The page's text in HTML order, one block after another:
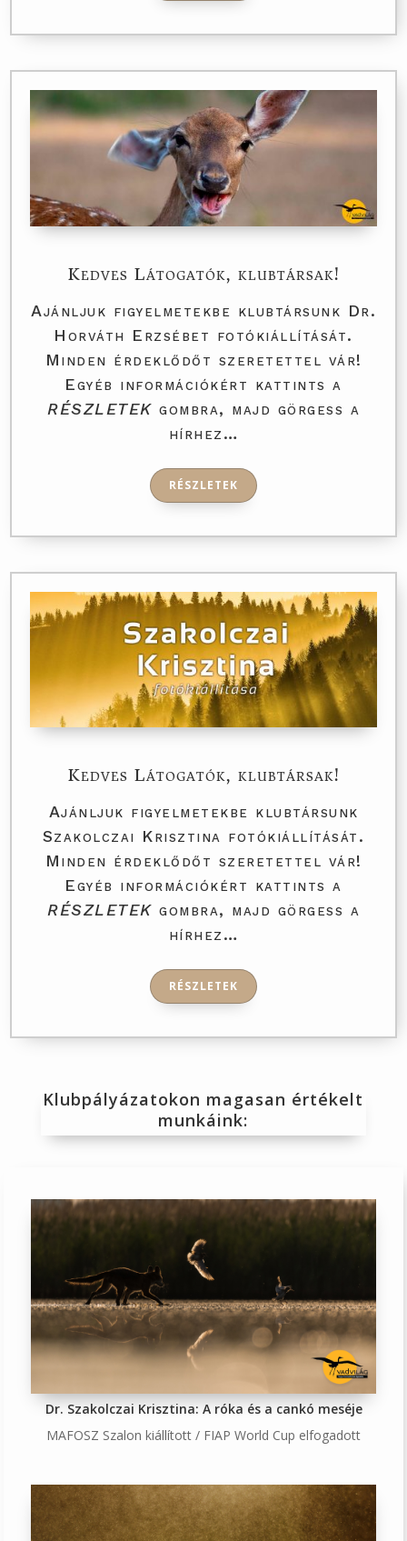
Kedves Látogatók, klubtársak!
Ajánljuk figyelmetekbe klubtársunk Dr.
Horváth Erzsébet fotókiállítását.
Minden érdeklődőt szeretettel vár!
Egyéb információkért kattints a
RÉSZLETEK gombra, majd görgess a
hírhez…
RÉSZLETEK
Kedves Látogatók, klubtársak!
Ajánljuk figyelmetekbe klubtársunk
Szakolczai Krisztina fotókiállítását.
Minden érdeklődőt szeretettel vár!
Egyéb információkért kattints a
RÉSZLETEK gombra, majd görgess a
hírhez…
RÉSZLETEK
Klubpályázatokon magasan értékelt
munkáink:
Dr. Szakolczai Krisztina: A róka és a cankó meséje
MAFOSZ Szalon kiállított / FIAP World Cup elfogadott